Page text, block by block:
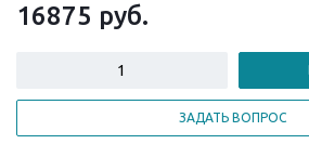
16875 руб.
ЗАДАТЬ ВОПРОС